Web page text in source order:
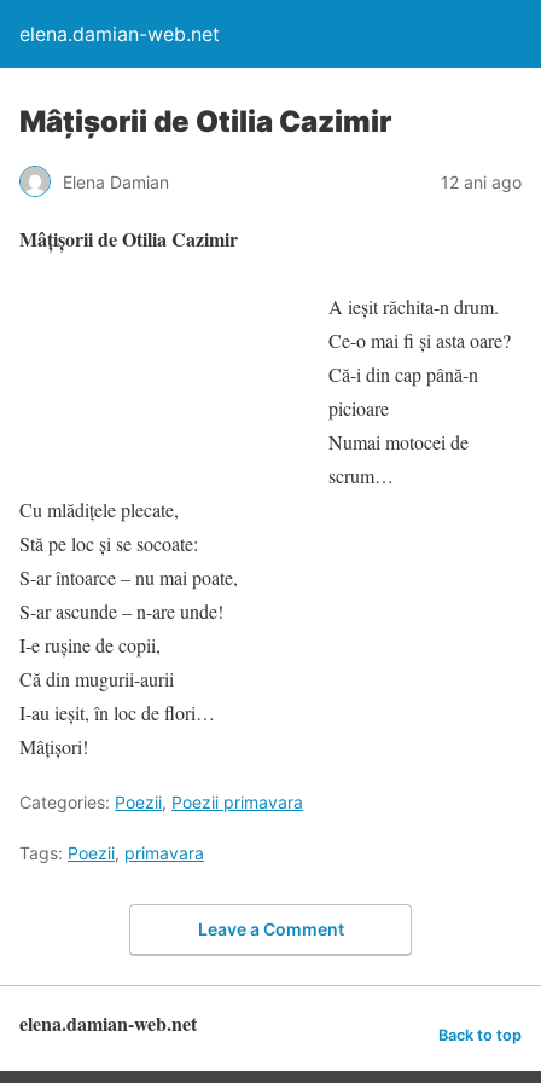
elena.damian-web.net
Mâțișorii de Otilia Cazimir
Elena Damian 12 ani ago
Mâțișorii de Otilia Cazimir
A ieşit răchita-n drum.
Ce-o mai fi şi asta oare?
Că-i din cap până-n
picioare
Numai motocei de
scrum…
Cu mlădiţele plecate,
Stă pe loc şi se socoate:
S-ar întoarce – nu mai poate,
S-ar ascunde – n-are unde!
I-e ruşine de copii,
Că din mugurii-aurii
I-au ieşit, în loc de flori…
Mâţişori!
Categories: Poezii, Poezii primavara
Tags: Poezii, primavara
Leave a Comment
elena.damian-web.net Back to top